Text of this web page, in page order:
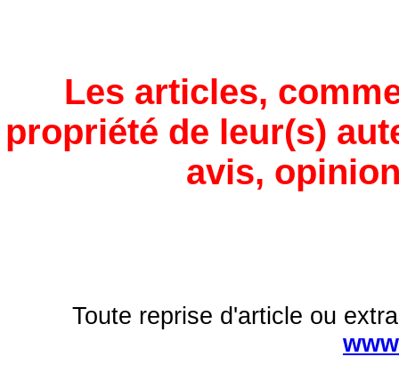
Les articles,
propriété de leur(s)
avis,
Toute reprise d'article ou